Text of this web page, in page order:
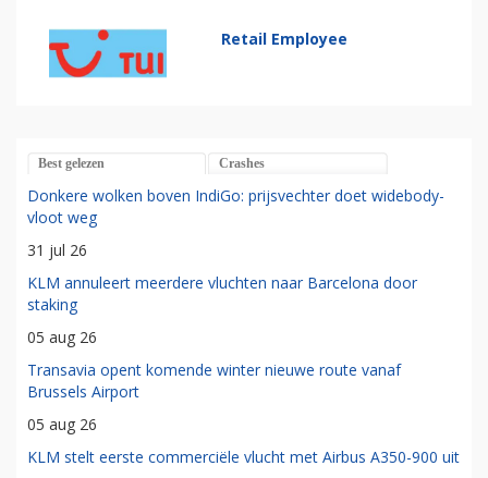
Retail Employee
Best gelezen Crashes
Donkere wolken boven IndiGo: prijsvechter doet widebody-
vloot weg
31 jul 26
KLM annuleert meerdere vluchten naar Barcelona door
staking
05 aug 26
Transavia opent komende winter nieuwe route vanaf
Brussels Airport
05 aug 26
KLM stelt eerste commerciële vlucht met Airbus A350-900 uit